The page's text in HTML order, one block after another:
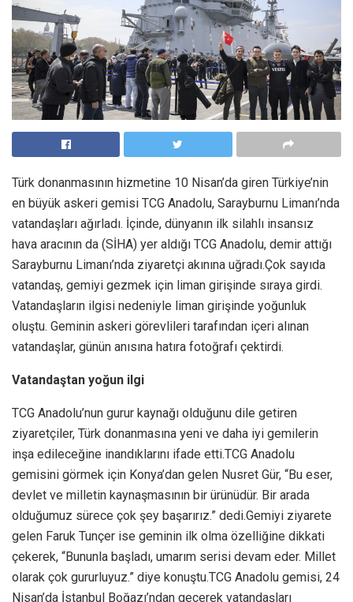
Türk donanmasının hizmetine 10 Nisan’da giren Türkiye’nin
en büyük askeri gemisi TCG Anadolu, Sarayburnu Limanı’nda
vatandaşları ağırladı. İçinde, dünyanın ilk silahlı insansız
hava aracının da (SİHA) yer aldığı TCG Anadolu, demir attığı
Sarayburnu Limanı’nda ziyaretçi akınına uğradı.Çok sayıda
vatandaş, gemiyi gezmek için liman girişinde sıraya girdi.
Vatandaşların ilgisi nedeniyle liman girişinde yoğunluk
oluştu. Geminin askeri görevlileri tarafından içeri alınan
vatandaşlar, günün anısına hatıra fotoğrafı çektirdi.
Vatandaştan yoğun ilgi
TCG Anadolu’nun gurur kaynağı olduğunu dile getiren
ziyaretçiler, Türk donanmasına yeni ve daha iyi gemilerin
inşa edileceğine inandıklarını ifade etti.TCG Anadolu
gemisini görmek için Konya’dan gelen Nusret Gür, “Bu eser,
devlet ve milletin kaynaşmasının bir ürünüdür. Bir arada
olduğumuz sürece çok şey başarırız.” dedi.Gemiyi ziyarete
gelen Faruk Tunçer ise geminin ilk olma özelliğine dikkati
çekerek, “Bununla başladı, umarım serisi devam eder. Millet
olarak çok gururluyuz.” diye konuştu.TCG Anadolu gemisi, 24
Nisan’da İstanbul Boğazı’ndan geçerek vatandaşları